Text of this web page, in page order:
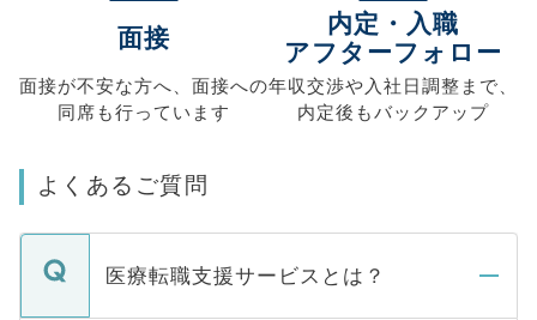
面接
面接が不安な方へ、 面接への
同席も行っています
内定・入職
アフターフォロー
年収交渉や入社日調整まで、
内定後もバックアップ
よくあるご質問
医療転職支援サービスとは？